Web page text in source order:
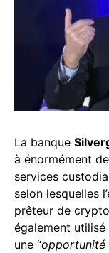
La banque
à énormément
services
selon lesquelles
prêteur de
également
une “opportunité